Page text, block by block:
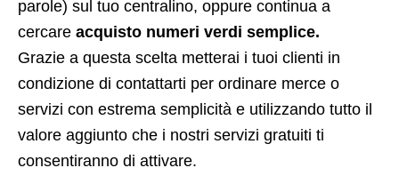
parole) sul tuo centralino, oppure continua a
cercare acquisto numeri verdi semplice.
Grazie a questa scelta metterai i tuoi clienti in
condizione di contattarti per ordinare merce o
servizi con estrema semplicità e utilizzando tutto il
valore aggiunto che i nostri servizi gratuiti ti
consentiranno di attivare.